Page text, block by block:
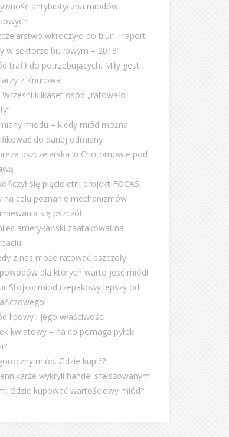
antybiotyczna miodów
wkroczyło do biur – raport
w sektorze biurowym – 2018”
trafił do potrzebujących. Miły gest
z Knurowa
Wrześni kilkaset osób „ratowało
miodu – kiedy miód można
do danej odmiany
pszczelarska w Chotomowie pod
się pięcioletni projekt FOCAS,
na celu poznanie mechanizmów
się pszczół
amerykański zaatakował na
z nas może ratować pszczoły!
dla których warto jeść miód!
Stojko: miód rzepakowy lepszy od
lipowy i jego właściwości
kwiatowy – na co pomaga pyłek
miód. Gdzie kupić?
wykryli handel sfałszowanym
Gdzie kupować wartościowy miód?